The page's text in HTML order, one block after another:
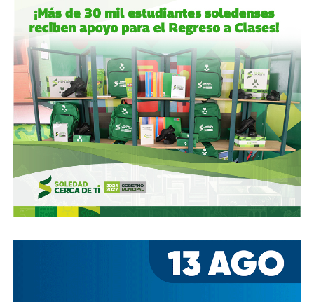
para mantener el control hasta que lo vendieron a la
francesa Vinci Airports en 2022 (El Economista, dic. 2020
y jul. 2021; Folleto Informativo Definitivo, Bolsa Mexicana
de Valores, may. 2021).
Si bien todos estos empresarios se han aliado en otras
ocasiones (en 2017 ganaron la licitación para construir
el ahora cancelado Aeropuerto de Texcoco),cuando
se otorgó la concesión para la administración de El
Realito, ni Slim ni Martínez ni los copresidentes de
Televisa tenían sus actuales injerencias en Aquos, por
lo que se podría decir que ésta fue heredada, y acabó
dejando el control de la presa en las manos de cuatro de
al menos tres intentos de rescindir o
modificar el contrato se han hecho sin haber